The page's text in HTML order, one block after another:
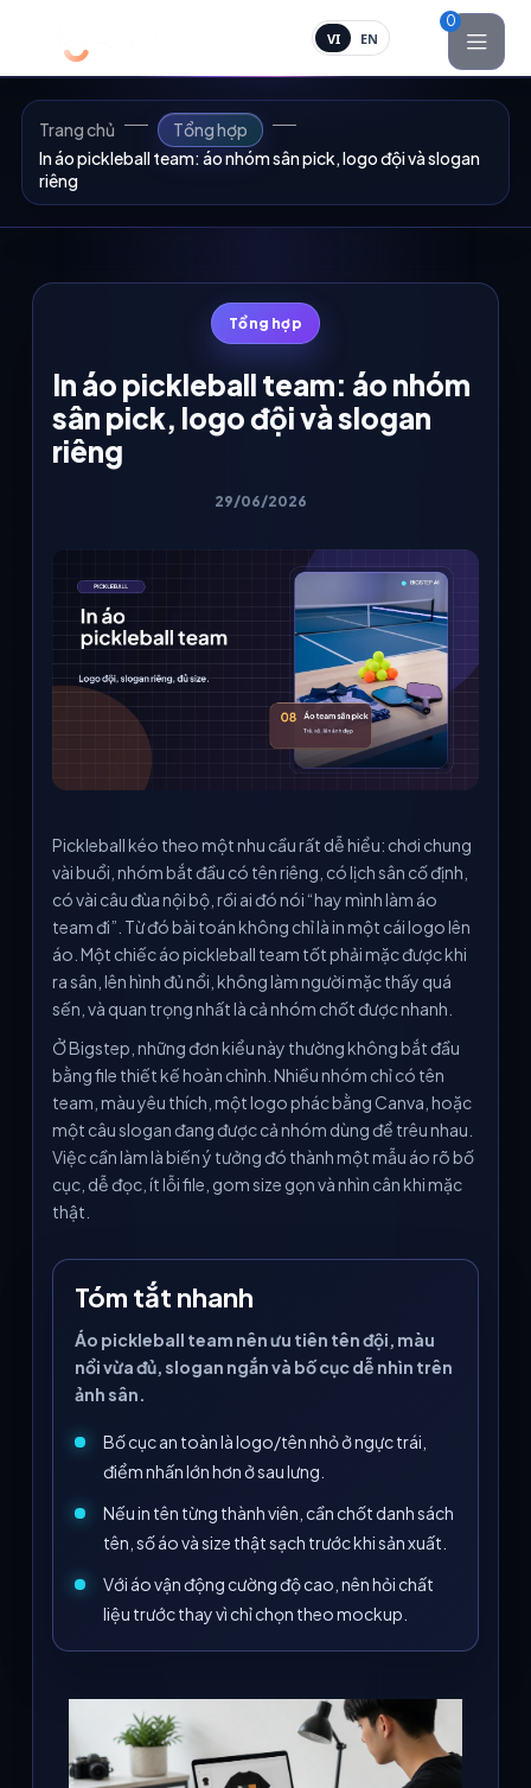
VI EN
0
Trang chủ
Tổng hợp
In áo pickleball team: áo nhóm sân pick, logo đội và slogan
riêng
Tổng hợp
In áo pickleball team: áo nhóm
sân pick, logo đội và slogan
riêng
29/06/2026
Pickleball kéo theo một nhu cầu rất dễ hiểu: chơi chung
vài buổi, nhóm bắt đầu có tên riêng, có lịch sân cố định,
có vài câu đùa nội bộ, rồi ai đó nói “hay mình làm áo
team đi”. Từ đó bài toán không chỉ là in một cái logo lên
áo. Một chiếc áo pickleball team tốt phải mặc được khi
ra sân, lên hình đủ nổi, không làm người mặc thấy quá
sến, và quan trọng nhất là cả nhóm chốt được nhanh.
Ở Bigstep, những đơn kiểu này thường không bắt đầu
bằng file thiết kế hoàn chỉnh. Nhiều nhóm chỉ có tên
team, màu yêu thích, một logo phác bằng Canva, hoặc
một câu slogan đang được cả nhóm dùng để trêu nhau.
Việc cần làm là biến ý tưởng đó thành một mẫu áo rõ bố
cục, dễ đọc, ít lỗi file, gom size gọn và nhìn cân khi mặc
thật.
Tóm tắt nhanh
Áo pickleball team nên ưu tiên tên đội, màu
nổi vừa đủ, slogan ngắn và bố cục dễ nhìn trên
ảnh sân.
Bố cục an toàn là logo/tên nhỏ ở ngực trái,
điểm nhấn lớn hơn ở sau lưng.
Nếu in tên từng thành viên, cần chốt danh sách
tên, số áo và size thật sạch trước khi sản xuất.
Với áo vận động cường độ cao, nên hỏi chất
liệu trước thay vì chỉ chọn theo mockup.